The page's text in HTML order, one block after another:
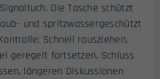
Die Tasche schützt
und spritzwassergeschützt
Schnell rausziehen,
geregelt fortsetzen. Schluss
längeren Diskussionen